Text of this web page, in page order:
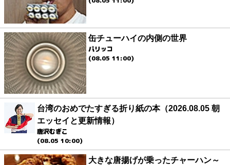
缶チューハイの内側の世界
パリッコ
(08.05 11:00)
台湾のおめでたすぎる折り紙の本（2026.08.05 朝
エッセイと更新情報）
唐沢むぎこ
(08.05 10:00)
大きな唐揚げが乗ったチャーハン～